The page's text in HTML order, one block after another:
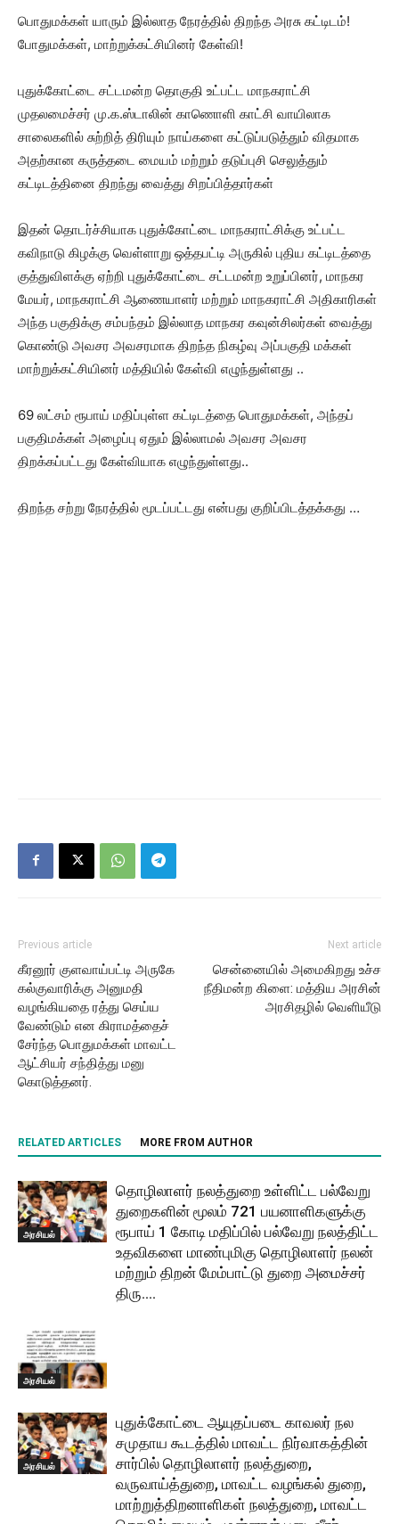
பொதுமக்கள் யாரும் இல்லாத நேரத்தில் திறந்த அரசு கட்டிடம்!
போதுமக்கள், மாற்றுக்கட்சியினர் கேள்வி!
புதுக்கோட்டை சட்டமன்ற தொகுதி உட்பட்ட மாநகராட்சி
முதலமைச்சர் மு.க.ஸ்டாலின் காணொளி காட்சி வாயிலாக
சாலைகளில் சுற்றித் திரியும் நாய்களை கட்டுப்படுத்தும் விதமாக
அதற்கான கருத்தடை மையம் மற்றும் தடுப்புசி செலுத்தும்
கட்டிடத்தினை திறந்து வைத்து சிறப்பித்தார்கள்
இதன் தொடர்ச்சியாக புதுக்கோட்டை மாநகராட்சிக்கு உட்பட்ட
கவிநாடு கிழக்கு வெள்ளாறு ஒத்தபட்டி அருகில் புதிய கட்டிடத்தை
குத்துவிளக்கு ஏற்றி புதுக்கோட்டை சட்டமன்ற உறுப்பினர், மாநகர
மேயர், மாநகராட்சி ஆணையாளர் மற்றும் மாநகராட்சி அதிகாரிகள்
அந்த பகுதிக்கு சம்பந்தம் இல்லாத மாநகர கவுன்சிலர்கள் வைத்து
கொண்டு அவசர அவசரமாக திறந்த நிகழ்வு அப்பகுதி மக்கள்
மாற்றுக்கட்சியினர் மத்தியில் கேள்வி எழுந்துள்ளது ..
69 லட்சம் ரூபாய் மதிப்புள்ள கட்டிடத்தை பொதுமக்கள், அந்தப்
பகுதிமக்கள் அழைப்பு ஏதும் இல்லாமல் அவசர அவசர
திறக்கப்பட்டது கேள்வியாக எழுந்துள்ளது..
திறந்த சற்று நேரத்தில் மூடப்பட்டது என்பது குறிப்பிடத்தக்கது …
Previous article
கீரனூர் குளவாய்பட்டி அருகே
கல்குவாரிக்கு அனுமதி
வழங்கியதை ரத்து செய்ய
வேண்டும் என கிராமத்தைச்
சேர்ந்த பொதுமக்கள் மாவட்ட
ஆட்சியர் சந்தித்து மனு
கொடுத்தனர்.
Next article
சென்னையில் அமைகிறது உச்ச
நீதிமன்ற கிளை: மத்திய அரசின்
அரசிதழில் வெளியீடு
RELATED ARTICLES MORE FROM AUTHOR
அரசியல்
தொழிலாளர் நலத்துறை உள்ளிட்ட பல்வேறு
துறைகளின் மூலம் 721 பயனாளிகளுக்கு
ரூபாய் 1 கோடி மதிப்பில் பல்வேறு நலத்திட்ட
உதவிகளை மாண்புமிகு தொழிலாளர் நலன்
மற்றும் திறன் மேம்பாட்டு துறை அமைச்சர்
திரு....
அரசியல்
அரசியல்
புதுக்கோட்டை ஆயுதப்படை காவலர் நல
சமுதாய கூடத்தில் மாவட்ட நிர்வாகத்தின்
சார்பில் தொழிலாளர் நலத்துறை,
வருவாய்த்துறை, மாவட்ட வழங்கல் துறை,
மாற்றுத்திறனாளிகள் நலத்துறை, மாவட்ட